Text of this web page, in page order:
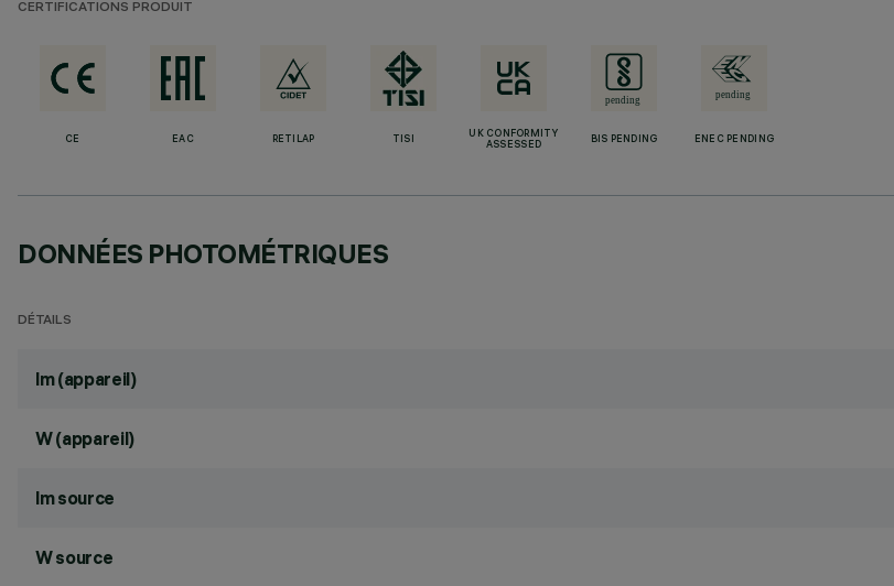
CERTIFICATIONS PRODUIT
CE EAC RETILAP TISI
UK CONFORMITY
ASSESSED
BIS PENDING ENEC PENDING
DONNÉES PHOTOMÉTRIQUES
DÉTAILS
lm (appareil)
W (appareil)
lm source
W source